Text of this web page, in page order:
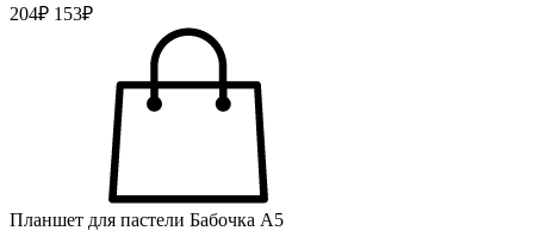
204₽ 153₽
Планшет для пастели Бабочка А5